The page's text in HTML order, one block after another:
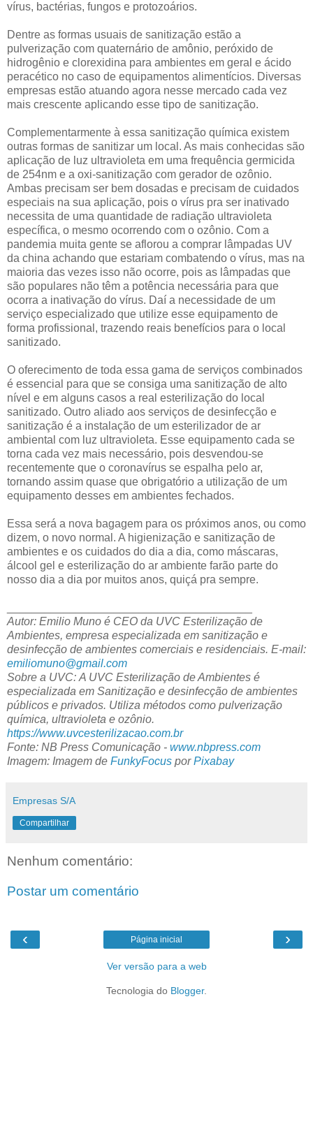
vírus, bactérias, fungos e protozoários.
Dentre as formas usuais de sanitização estão a
pulverização com quaternário de amônio, peróxido de
hidrogênio e clorexidina para ambientes em geral e ácido
peracético no caso de equipamentos alimentícios. Diversas
empresas estão atuando agora nesse mercado cada vez
mais crescente aplicando esse tipo de sanitização.
Complementarmente à essa sanitização química existem
outras formas de sanitizar um local. As mais conhecidas são
aplicação de luz ultravioleta em uma frequência germicida
de 254nm e a oxi-sanitização com gerador de ozônio.
Ambas precisam ser bem dosadas e precisam de cuidados
especiais na sua aplicação, pois o vírus pra ser inativado
necessita de uma quantidade de radiação ultravioleta
específica, o mesmo ocorrendo com o ozônio. Com a
pandemia muita gente se aflorou a comprar lâmpadas UV
da china achando que estariam combatendo o vírus, mas na
maioria das vezes isso não ocorre, pois as lâmpadas que
são populares não têm a potência necessária para que
ocorra a inativação do vírus. Daí a necessidade de um
serviço especializado que utilize esse equipamento de
forma profissional, trazendo reais benefícios para o local
sanitizado.
O oferecimento de toda essa gama de serviços combinados
é essencial para que se consiga uma sanitização de alto
nível e em alguns casos a real esterilização do local
sanitizado. Outro aliado aos serviços de desinfecção e
sanitização é a instalação de um esterilizador de ar
ambiental com luz ultravioleta. Esse equipamento cada se
torna cada vez mais necessário, pois desvendou-se
recentemente que o coronavírus se espalha pelo ar,
tornando assim quase que obrigatório a utilização de um
equipamento desses em ambientes fechados.
Essa será a nova bagagem para os próximos anos, ou como
dizem, o novo normal. A higienização e sanitização de
ambientes e os cuidados do dia a dia, como máscaras,
álcool gel e esterilização do ar ambiente farão parte do
nosso dia a dia por muitos anos, quiçá pra sempre.
Autor: Emilio Muno é CEO da UVC Esterilização de
Ambientes, empresa especializada em sanitização e
desinfecção de ambientes comerciais e residenciais. E-mail:
emiliomuno@gmail.com
Sobre a UVC: A UVC Esterilização de Ambientes é
especializada em Sanitização e desinfecção de ambientes
públicos e privados. Utiliza métodos como pulverização
química, ultravioleta e ozônio.
https://www.uvcesterilizacao.com.br
Fonte: NB Press Comunicação - www.nbpress.com
Imagem: Imagem de FunkyFocus porPixabay
Empresas S/A
Compartilhar
Nenhum comentário:
Postar um comentário
‹ ›
Página inicial
Ver versão para a web
Tecnologia do Blogger.